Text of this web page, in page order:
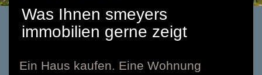
Was Ihnen smeyers
immobilien gerne zeigt
Ein Haus kaufen . Eine Wohnung